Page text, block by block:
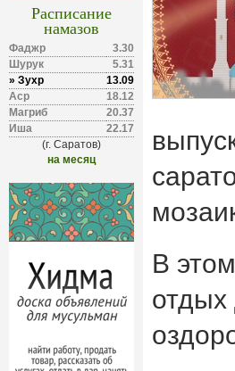
Расписание
намазов
Фаджр
3.30
Шурук
5.31
» Зухр
13.09
Аср
18.12
Магриб
20.37
Иша
22.17
(г. Саратов)
на месяц
В
отдых